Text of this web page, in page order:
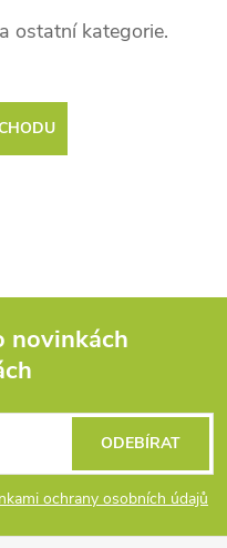
ostatní kategorie.
novinkách
ochrany osobních údajů
ODEBÍRAT